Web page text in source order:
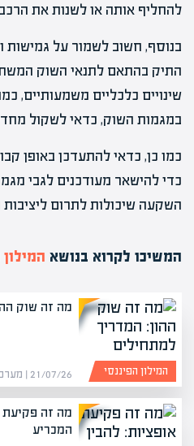
להחליף אותה או לשנות את
בנוסף, חשוב לשמור על גמישות
התיק בהתאם לתנאי השוק
שינויים כלכליים משמעותיים,
במגמות השוק, כדאי לשקול
כמו כן, כדאי להתעדכן באופן
כדי להישאר מעודכנים לגבי
השקעה שיכולות לתרום
המשיכו לקרוא בנושא
מה זה שוק
21/07/26 | מערכת אפיק המילון הפיננסי
מה זה פקיעת
המכריע